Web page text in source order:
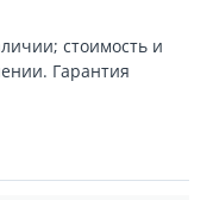
стоимость и
Гарантия